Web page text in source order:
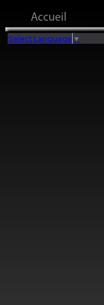
Accueil
Select Language ▼